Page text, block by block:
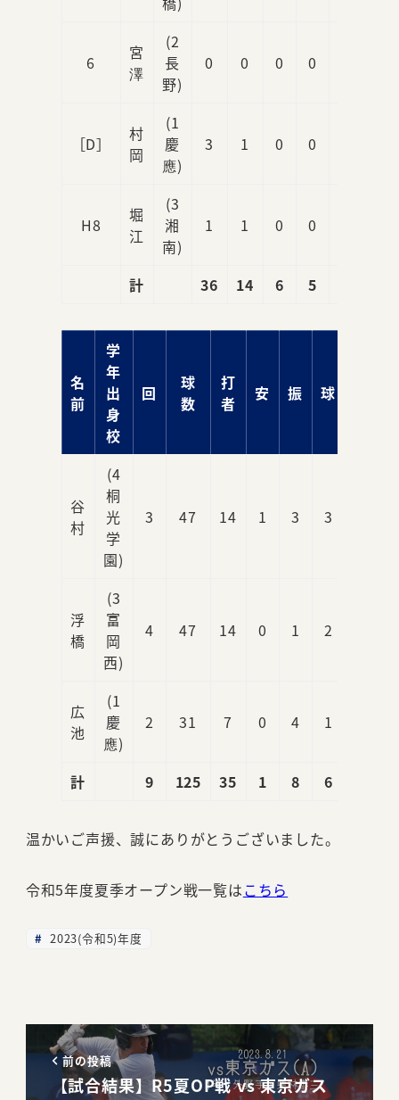
6
宮
澤
(2
長
野)
0 0 0 0
［D］
村
岡
(1
慶
應)
3 1 0 0
H8
堀
江
(3
湘
南)
1 1 0 0
計 36 14 6 5
名
前
学
年
出
身
校
回
球
数
打
者
安 振 球
谷
村
(4
桐
光
学
園)
3 47 14 1 3 3
浮
橋
(3
富
岡
西)
4 47 14 0 1 2
広
池
(1
慶
應)
2 31 7 0 4 1
計 9 125 35 1 8 6
温かいご声援、誠にありがとうございました。
令和5年度夏季オープン戦一覧はこちら
2023(令和5)年度
前の投稿
【試合結果】R5夏OP戦 vs 東京ガス